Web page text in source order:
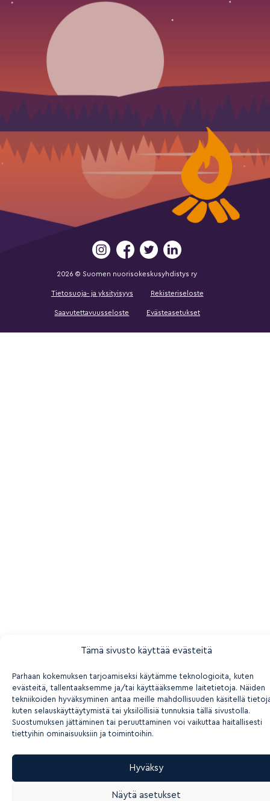
Tämä sivusto käyttää evästeitä
Parhaan kokemuksen tarjoamiseksi käytämme teknologioita, kuten
evästeitä, tallentaaksemme ja/tai käyttääksemme laitetietoja. Näiden
tekniikoiden hyväksyminen antaa meille mahdollisuuden käsitellä
kuten selauskäyttäytymistä tai yksilöllisiä tunnuksia tällä sivustolla.
Suostumuksen jättäminen tai peruuttaminen voi vaikuttaa haitallisesti
tiettyihin ominaisuuksiin ja toimintoihin.
Hyväksy
Näytä asetukset
2026 © Suomen nuorisokeskusyhdistys ry
Tietosuoja- ja yksityisyys Rekisteriseloste
Saavutettavuusseloste Evästeasetukset